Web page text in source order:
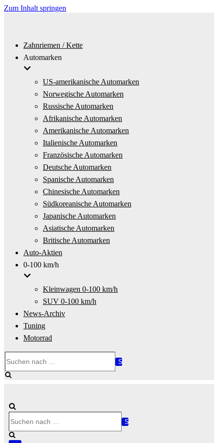
Zum Inhalt springen
Zahnriemen / Kette
Automarken
US-amerikanische Automarken
Norwegische Automarken
Russische Automarken
Afrikanische Automarken
Amerikanische Automarken
Italienische Automarken
Französische Automarken
Deutsche Automarken
Spanische Automarken
Chinesische Automarken
Südkoreanische Automarken
Japanische Automarken
Asiatische Automarken
Britische Automarken
Auto-Aktien
0-100 km/h
Kleinwagen 0-100 km/h
SUV 0-100 km/h
News-Archiv
Tuning
Motorrad
nach …
nach …